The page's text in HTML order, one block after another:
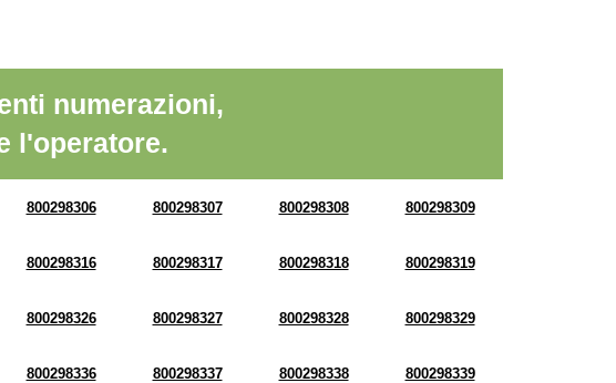
numerazioni,
l'operatore.
800298306 800298307 800298308 800298309
800298316 800298317 800298318 800298319
800298326 800298327 800298328 800298329
800298336 800298337 800298338 800298339